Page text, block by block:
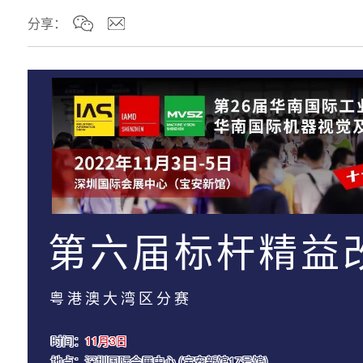
分享：
第六届标杆精益
粤港澳大湾区分赛
时间：11月3日